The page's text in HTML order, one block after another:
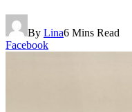
By Lina6 Mins Read
Facebook